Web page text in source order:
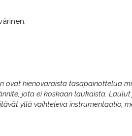
ovat hienovaraista tasapainottelua
jota ei koskaan laukaista.
yllä vaihteleva instrumentaatio,